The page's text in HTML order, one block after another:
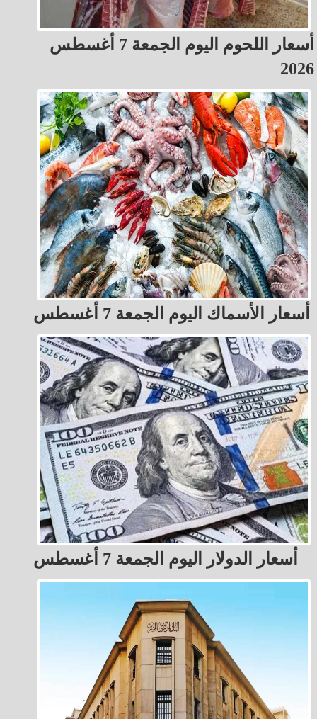
أسعار اللحوم اليوم الجمعة 7 أغسطس
2026
أسعار الأسماك اليوم الجمعة 7 أغسطس
أسعار الدولار اليوم الجمعة 7 أغسطس